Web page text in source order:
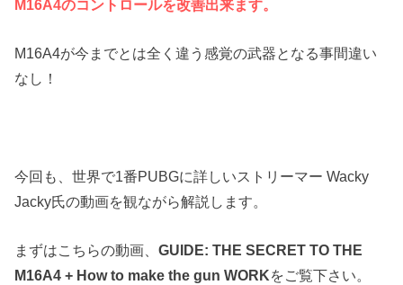
M16A4のコントロールを改善出来ます。
M16A4が今までとは全く違う感覚の武器となる事間違い
なし！
今回も、世界で1番PUBGに詳しいストリーマー Wacky
Jacky氏の動画を観ながら解説します。
まずはこちらの動画、GUIDE: THE SECRET TO THE
M16A4 + How to make the gun WORKをご覧下さい。